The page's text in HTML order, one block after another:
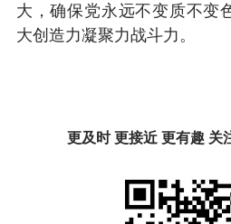
大，确保党永远不变质不变
大创造力凝聚力战斗力。
更及时 更接近 更有趣 关